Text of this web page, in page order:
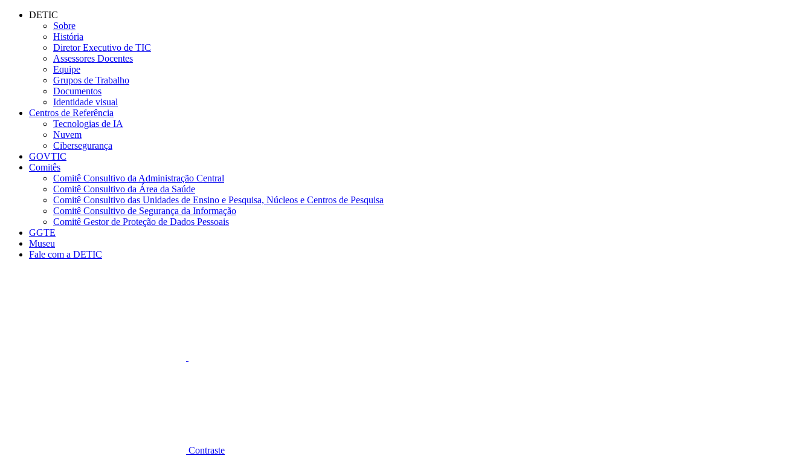
Conteúdo principal
DETIC
Sobre
História
Diretor Executivo de TIC
Assessores Docentes
Equipe
Grupos de Trabalho
Documentos
Identidade visual
Centros de Referência
Tecnologias de IA
Nuvem
Cibersegurança
GOVTIC
Comitês
Comitê Consultivo da Administração Central
Comitê Consultivo da Área da Saúde
Comitê Consultivo das Unidades de Ensino e Pesquisa, Núcleos e Centros de Pesquisa
Comitê Consultivo de Segurança da Informação
Comitê Gestor de Proteção de Dados Pessoais
GGTE
Museu
Fale com a DETIC
Contraste